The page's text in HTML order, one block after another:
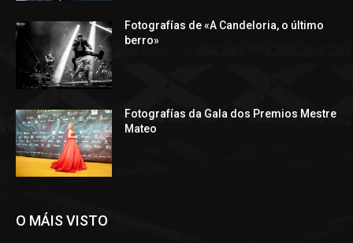
Fotografías de «A Candeloria, o último
berro»
Fotografías da Gala dos Premios Mestre
Mateo
O MÁIS VISTO